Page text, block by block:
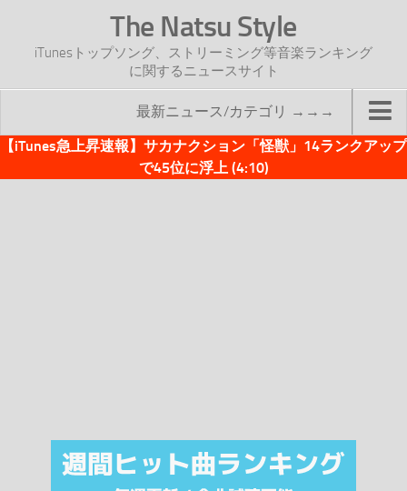
The Natsu Style
iTunesトップソング、ストリーミング等音楽ランキング
に関するニュースサイト
最新ニュース/カテゴリ →→→
TOP
注目カテゴリ
オリジナルiTunes週間トップソング
【iTunes急上昇速報】サカナクション「怪獣」14ランクアップ
で45位に浮上 (4:10)